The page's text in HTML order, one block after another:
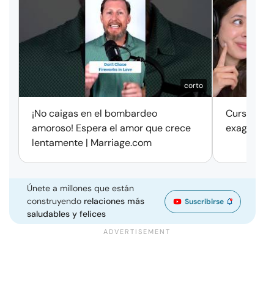
corto
¡No caigas en el bombardeo
amoroso! Espera el amor que crece
lentamente | Marriage.com
Cursos
Únete a millones que están
construyendo relaciones más
saludables y felices
Suscribirse